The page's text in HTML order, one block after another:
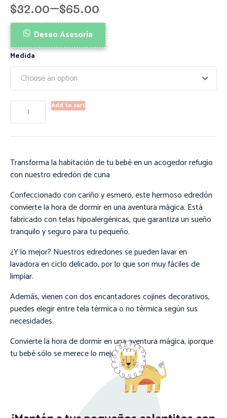
$32.00–$65.00
Deseo Asesoría
Medida
Add to cart
Transforma la habitación de tu bebé en un acogedor refugio
con nuestro edredón de cuna
Confeccionado con cariño y esmero, este hermoso edredón
convierte la hora de dormir en una aventura mágica. Está
fabricado con telas hipoalergénicas, que garantiza un sueño
tranquilo y seguro para tu pequeño.
¿Y lo mejor? Nuestros edredones se pueden lavar en
lavadora en ciclo delicado, por lo que son muy fáciles de
limpiar.
Además, vienen con dos encantadores cojines decorativos,
puedes elegir entre tela térmica o no térmica según sus
necesidades.
Convierte la hora de dormir en una aventura mágica, ¡porque
tu bebé sólo se merece lo mejor!